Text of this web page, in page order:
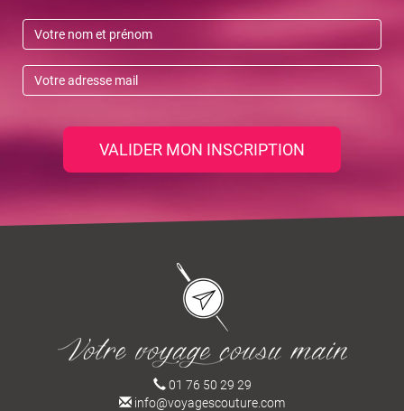
VALIDER MON INSCRIPTION
01 76 50 29 29
info@voyagescouture.com